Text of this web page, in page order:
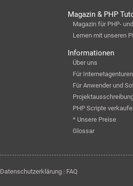
Magazin & PHP
Magazin für PHP-
Lernen mit unseren
Informationen
Über uns
Für
Für Anwender und
PHP Scripte
* Unsere Preise
Glossar
Datenschutzerklärung| FAQ